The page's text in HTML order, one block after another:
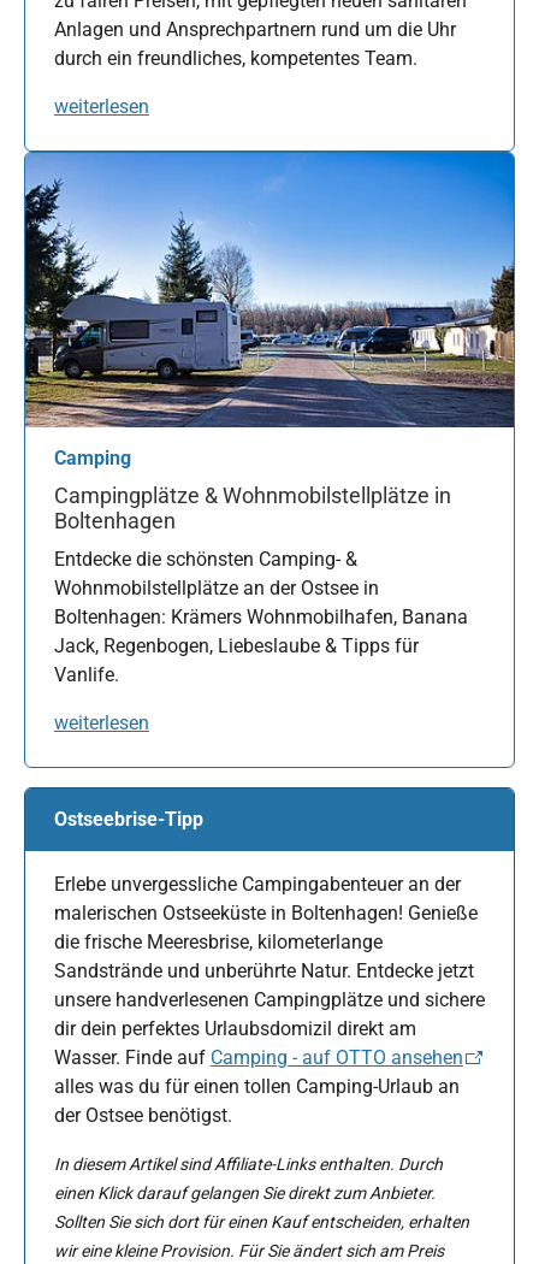
Anlagen und Ansprechpartnern rund um die Uhr
durch ein freundliches, kompetentes Team.
weiterlesen
Camping
Campingplätze & Wohnmobilstellplätze in
Boltenhagen
Entdecke die schönsten Camping- &
Wohnmobilstellplätze an der Ostsee in
Boltenhagen: Krämers Wohnmobilhafen, Banana
Jack, Regenbogen, Liebeslaube & Tipps für
Vanlife.
weiterlesen
Ostseebrise-Tipp
Erlebe unvergessliche Campingabenteuer an der
malerischen Ostseeküste in Boltenhagen! Genieße
die frische Meeresbrise, kilometerlange
Sandstrände und unberührte Natur. Entdecke jetzt
unsere handverlesenen Campingplätze und sichere
dir dein perfektes Urlaubsdomizil direkt am
Wasser. Finde auf Camping - auf OTTO ansehen
alles was du für einen tollen Camping-Urlaub an
der Ostsee benötigst.
In diesem Artikel sind Affiliate-Links enthalten. Durch
einen Klick darauf gelangen Sie direkt zum Anbieter.
Sollten Sie sich dort für einen Kauf entscheiden, erhalten
wir eine kleine Provision. Für Sie ändert sich am Preis